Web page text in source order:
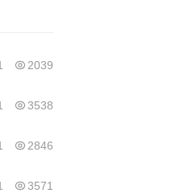
2039
3538
2846
3571